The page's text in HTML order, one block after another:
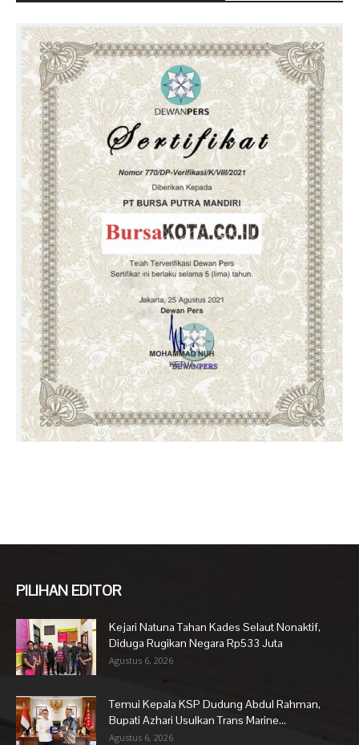
PILIHAN EDITOR
Kejari Natuna Tahan Kades Selaut Nonaktif,
Diduga Rugikan Negara Rp533 Juta
Agustus 6, 2026
Temui Kepala KSP Dudung Abdul Rahman,
Bupati Azhari Usulkan Trans Marine...
Agustus 6, 2026